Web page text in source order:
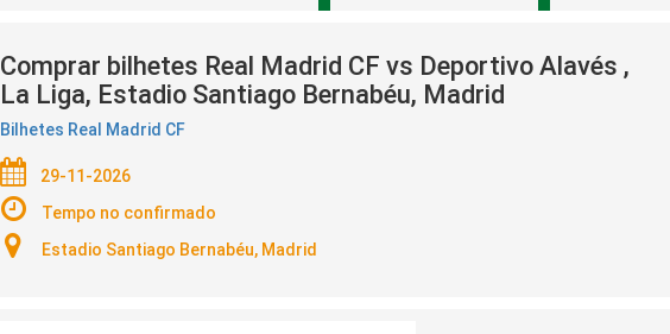
Comprar bilhetes Real Madrid CF vs Deportivo Alavés ,
La Liga, Estadio Santiago Bernabéu, Madrid
Bilhetes Real Madrid CF
29-11-2026
Tempo no confirmado
Estadio Santiago Bernabéu, Madrid